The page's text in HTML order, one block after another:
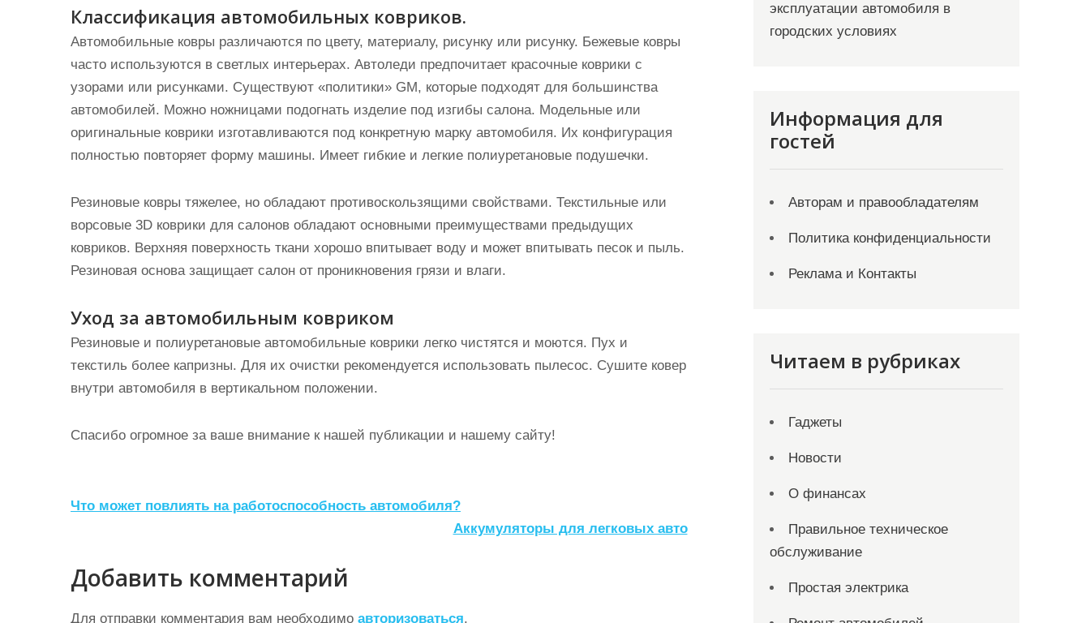
Классификация автомобильных ковриков.
Автомобильные ковры различаются по цвету, материалу, рисунку или рисунку. Бежевые ковры
часто используются в светлых интерьерах. Автоледи предпочитает красочные коврики с
узорами или рисунками. Существуют «политики» GM, которые подходят для большинства
автомобилей. Можно ножницами подогнать изделие под изгибы салона. Модельные или
оригинальные коврики изготавливаются под конкретную марку автомобиля. Их конфигурация
полностью повторяет форму машины. Имеет гибкие и легкие полиуретановые подушечки.
Резиновые ковры тяжелее, но обладают противоскользящими свойствами. Текстильные или
ворсовые 3D коврики для салонов обладают основными преимуществами предыдущих
ковриков. Верхняя поверхность ткани хорошо впитывает воду и может впитывать песок и пыль.
Резиновая основа защищает салон от проникновения грязи и влаги.
Уход за автомобильным ковриком
Резиновые и полиуретановые автомобильные коврики легко чистятся и моются. Пух и
текстиль более капризны. Для их очистки рекомендуется использовать пылесос. Сушите ковер
внутри автомобиля в вертикальном положении.
Спасибо огромное за ваше внимание к нашей публикации и нашему сайту!
Н
в
и
г
Что может повлиять на работоспособность автомобиля?
Аккумуляторы для легковых авто
Добавить комментарий
Для отправки комментария вам необходимо авторизоваться.
эксплуатации автомобиля в
городских условиях
Информация для
гостей
Авторам и правообладателям
Политика конфиденциальности
Реклама и Контакты
Читаем в рубриках
Гаджеты
Новости
О финансах
Правильное техническое
обслуживание
Простая электрика